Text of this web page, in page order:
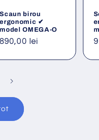
Scaun birou
ergonomic ✔
model OMEGA-O
Preț
890,00 lei